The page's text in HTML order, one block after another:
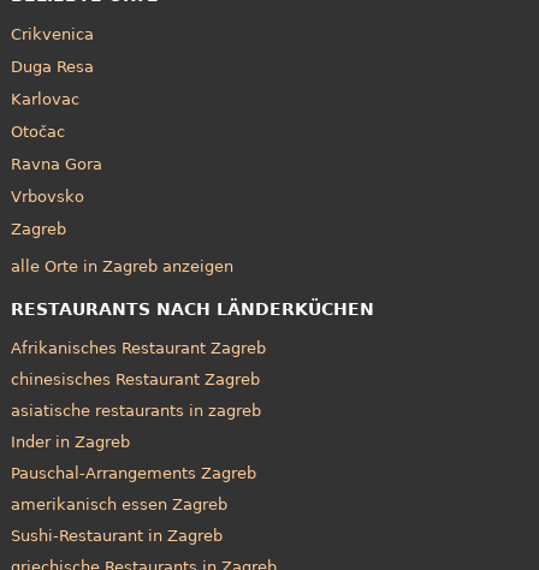
Crikvenica
Duga Resa
Karlovac
Otočac
Ravna Gora
Vrbovsko
Zagreb
alle Orte in Zagreb anzeigen
RESTAURANTS NACH LÄNDERKÜCHEN
Afrikanisches Restaurant Zagreb
chinesisches Restaurant Zagreb
asiatische restaurants in zagreb
Inder in Zagreb
Pauschal-Arrangements Zagreb
amerikanisch essen Zagreb
Sushi-Restaurant in Zagreb